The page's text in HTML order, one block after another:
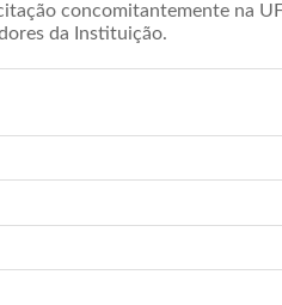
concomitantemente na
da Instituição.